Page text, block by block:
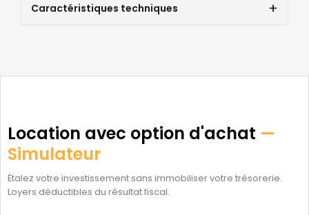
Caractéristiques techniques
Location avec option d'achat —
Simulateur
Étalez votre investissement sans immobiliser votre trésorerie.
Loyers déductibles du résultat fiscal.